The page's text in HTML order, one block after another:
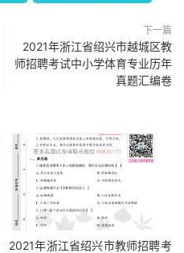
下一篇
2021年浙江省绍兴市越城区教
师招聘考试中小学体育专业历年
真题汇编卷
2021年浙江省绍兴市教师招聘考